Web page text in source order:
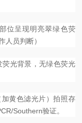
位呈现明亮翠绿色荧
人员判断）
荧光背景，无绿色荧光
黄色滤光片）拍照存
Southern验证。